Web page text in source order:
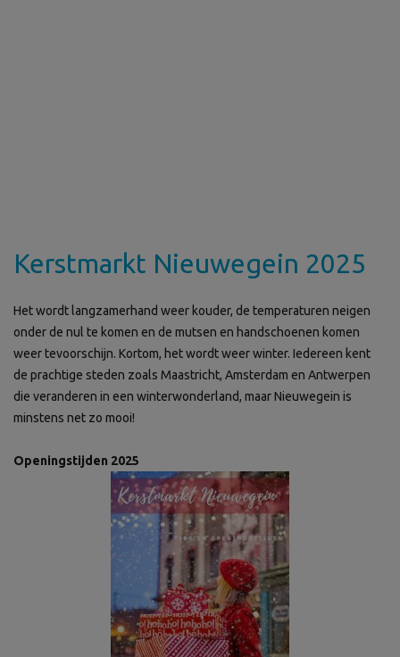
Kerstmarkt Nieuwegein 2025
Het wordt langzamerhand weer kouder, de temperaturen neigen
onder de nul te komen en de mutsen en handschoenen komen
weer tevoorschijn. Kortom, het wordt weer winter. Iedereen kent
de prachtige steden zoals Maastricht, Amsterdam en Antwerpen
die veranderen in een winterwonderland, maar Nieuwegein is
minstens net zo mooi!
Openingstijden 2025